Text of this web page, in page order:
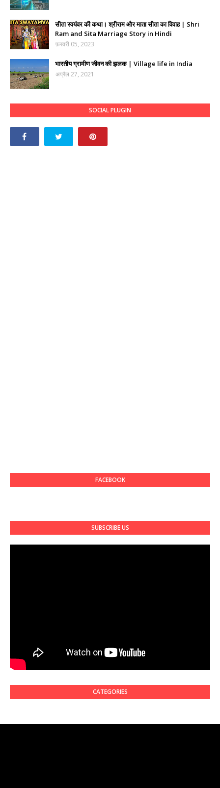
सीता स्वयंवर की कथा। श्रीराम और माता सीता का विवाह | Shri
Ram and Sita Marriage Story in Hindi
फ़रवरी 05, 2023
भारतीय ग्रामीण जीवन की झलक | Village life in India
अप्रैल 27, 2021
SOCIAL PLUGIN
FACEBOOK
SUBSCRIBE US
CATEGORIES